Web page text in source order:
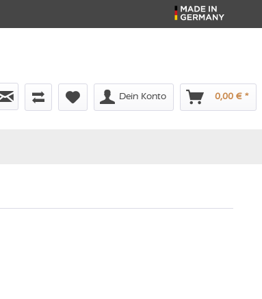
Dein Konto 0,00 € *